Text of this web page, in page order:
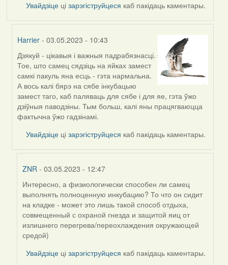
Увайдзіце цізарэгіструйцеся каб пакідаць каментары.
Harrier - 03.05.2023 - 10:43
In
reply
to
by
ZNR
Дзякуй - цікавыя і важныя падрабязнасці.
Тое, што самец сядзіць на яйках замест
самкі пакуль яна есць - гэта нармальна.
А вось калі бярэ на сябе інкубацыю
замест таго, каб паляваць для сябе і для яе, гэта ўжо
дзіўныя паводзіны. Тым больш, калі яны працягваюцца
фактычна ўжо гадзінамі.
Увайдзіце цізарэгіструйцеся каб пакідаць каментары.
ZNR - 03.05.2023 - 12:47
In
reply
to
by
Harrier
Интересно, а физиологически способен ли самец
выполнять полноценную инкубацию? То что он сидит
на кладке - может это лишь такой способ отдыха,
совмещенный с охраной гнезда и защитой яиц от
излишнего перегрева/переохлаждения окружающей
средой)
Увайдзіце цізарэгіструйцеся каб пакідаць каментары.